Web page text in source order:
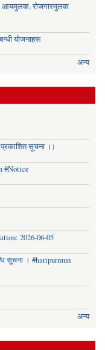
आयमुलक, रोजगारमुलक
योजनाहरू
अन्य
सूचना ।)
#Notice
2026-06-05
सूचना । #haripurmun
अन्य